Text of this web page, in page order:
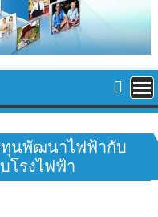
ทุนพัฒนาไฟฟ้ากับ
รงไฟฟ้า